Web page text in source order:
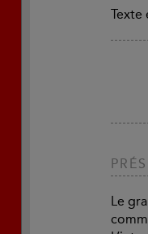
Texte
Le